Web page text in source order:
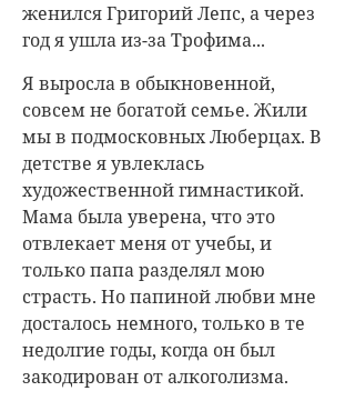
женился Григорий Лепс, а через
год я ушла из-за Трофима...
Я выросла в обыкновенной,
совсем не богатой семье. Жили
мы в подмосковных Люберцах. В
детстве я увлеклась
художественной гимнастикой.
Мама была уверена, что это
отвлекает меня от учебы, и
только папа разделял мою
страсть. Но папиной любви мне
досталось немного, только в те
недолгие годы, когда он был
закодирован от алкоголизма.